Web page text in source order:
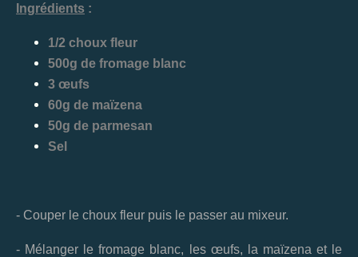
Ingrédients :
1/2 choux fleur
500g de fromage blanc
3 œufs
60g de maïzena
50g de parmesan
Sel
- Couper le choux fleur puis le passer au mixeur.
- Mélanger le fromage blanc, les œufs, la maïzena et le